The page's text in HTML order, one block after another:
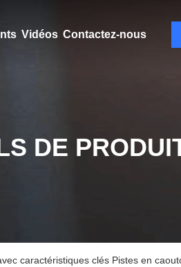
Vidéos Contactez-nous
DE
caractéristiques clés Pistes en